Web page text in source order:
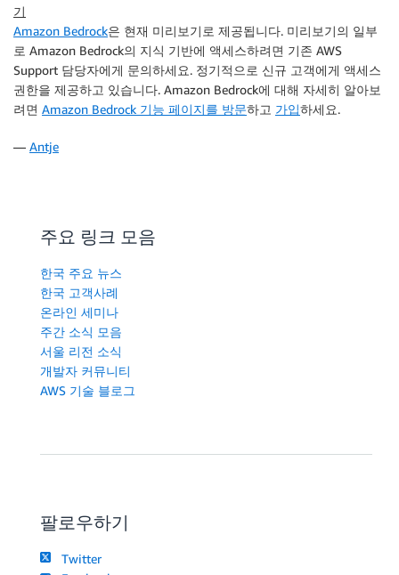
기
Amazon Bedrock은 현재 미리보기로 제공됩니다. 미리보기의 일부
로 Amazon Bedrock의 지식 기반에 액세스하려면 기존 AWS
Support 담당자에게 문의하세요. 정기적으로 신규 고객에게 액세스
권한을 제공하고 있습니다. Amazon Bedrock에 대해 자세히 알아보
려면 Amazon Bedrock 기능 페이지를 방문하고 가입하세요.
— Antje
주요 링크 모음
한국 주요 뉴스
한국 고객사례
온라인 세미나
주간 소식 모음
서울 리전 소식
개발자 커뮤니티
AWS 기술 블로그
팔로우하기
Twitter